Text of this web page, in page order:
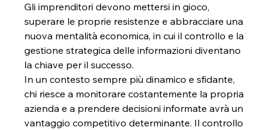
Gli imprenditori devono mettersi in gioco,
superare le proprie resistenze e abbracciare una
nuova mentalità economica, in cui il controllo e la
gestione strategica delle informazioni diventano
la chiave per il successo.
In un contesto sempre più dinamico e sfidante,
chi riesce a monitorare costantemente la propria
azienda e a prendere decisioni informate avrà un
vantaggio competitivo determinante. Il controllo